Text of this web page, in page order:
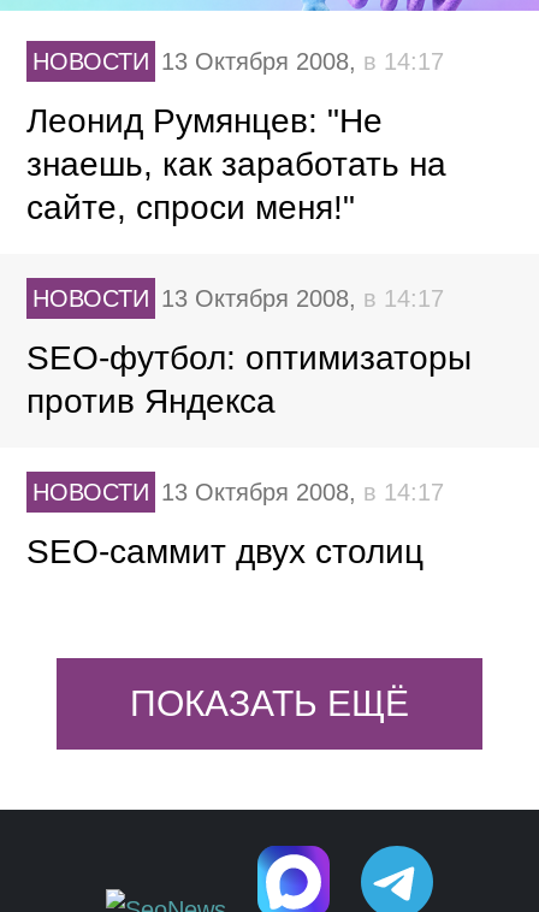
НОВОСТИ 13 Октября 2008, в 14:17
Леонид Румянцев: "Не
знаешь, как заработать на
сайте, спроси меня!"
НОВОСТИ 13 Октября 2008, в 14:17
SEO-футбол: оптимизаторы
против Яндекса
НОВОСТИ 13 Октября 2008, в 14:17
SEO-саммит двух столиц
ПОКАЗАТЬ ЕЩЁ